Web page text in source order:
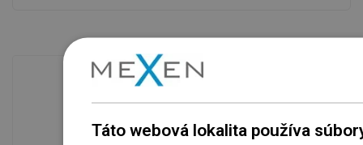
Naše výrobky na vás čakajú v
Táto webová lokalita používa